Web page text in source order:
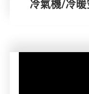
冷氣機/冷